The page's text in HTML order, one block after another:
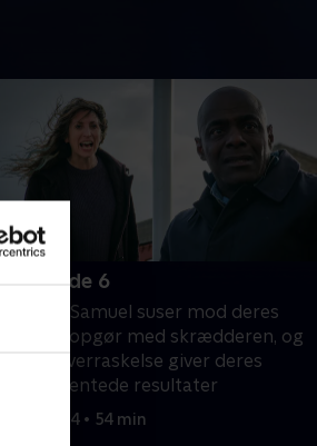
6. Episode 6
Janet og Samuel suser mod deres
endelige opgør med skrædderen, og
til alles overraskelse giver deres
opgør uventede resultater
3. maj 2024 • 54 min